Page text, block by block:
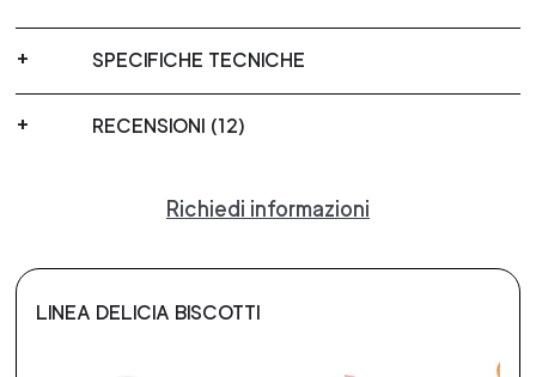
SPECIFICHE TECNICHE
RECENSIONI (12)
Richiedi informazioni
LINEA DELICIA BISCOTTI